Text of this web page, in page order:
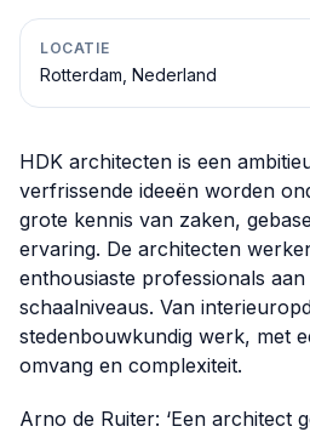
LOCATIE
Rotterdam, Nederland
HDK architecten is een
verfrissende ideeën worden
grote kennis van zaken,
ervaring. De architecten
enthousiaste professionals
schaalniveaus. Van
stedenbouwkundig werk, met
omvang en complexiteit.
Arno de Ruiter: ‘Een architect